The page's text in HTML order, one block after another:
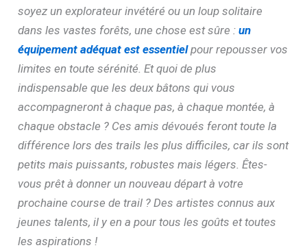
soyez un explorateur invétéré ou un loup solitaire
dans les vastes forêts, une chose est sûre :un
équipement adéquat est essentielpour repousser vos
limites en toute sérénité. Et quoi de plus
indispensable que les deux bâtons qui vous
accompagneront à chaque pas, à chaque montée, à
chaque obstacle ? Ces amis dévoués feront toute la
différence lors des trails les plus difficiles, car ils sont
petits mais puissants, robustes mais légers. Êtes-
vous prêt à donner un nouveau départ à votre
prochaine course de trail ? Des artistes connus aux
jeunes talents, il y en a pour tous les goûts et toutes
les aspirations !